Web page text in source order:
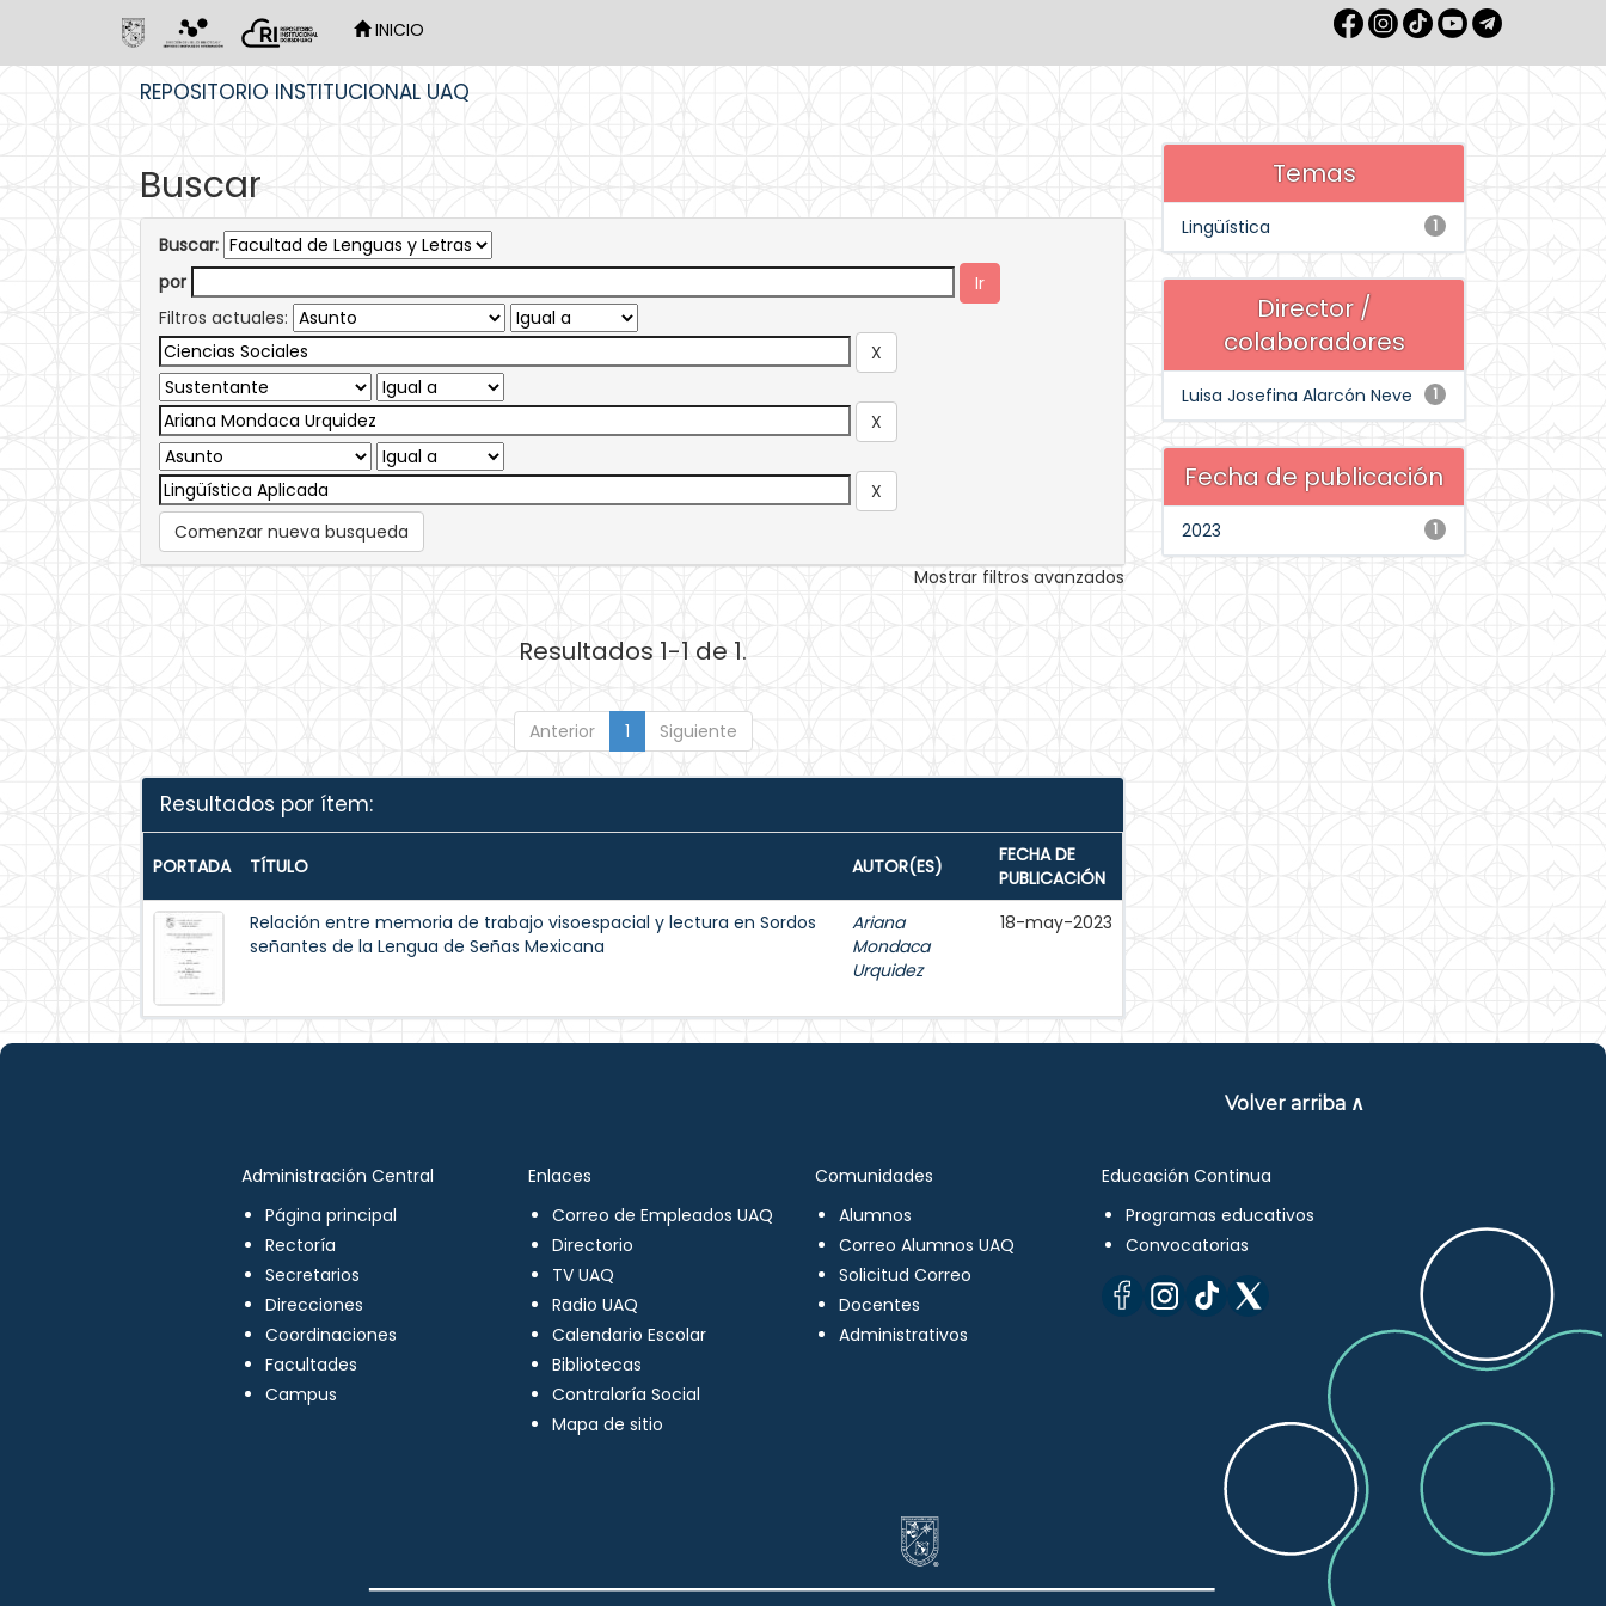
INICIO
REPOSITORIO INSTITUCIONAL UAQ
Buscar
Buscar:
por
Filtros actuales:
Comenzar nueva busqueda
Mostrar filtros avanzados
Resultados 1-1 de 1.
Anterior 1 Siguiente
Resultados por ítem:
PORTADA TÍTULO AUTOR(ES)
FECHA DE
PUBLICACIÓN
Relación entre memoria de trabajo visoespacial y lectura en Sordos
señantes de la Lengua de Señas Mexicana
Ariana
Mondaca
Urquidez
18-may-2023
Temas
1
Lingüística
Director /
colaboradores
1
Luisa Josefina Alarcón Neve
Fecha de publicación
1
2023
Volver arriba ∧
Administración Central
Página principal
Rectoría
Secretarios
Direcciones
Coordinaciones
Facultades
Campus
Enlaces
Correo de Empleados UAQ
Directorio
TV UAQ
Radio UAQ
Calendario Escolar
Bibliotecas
Contraloría Social
Mapa de sitio
Comunidades
Alumnos
Correo Alumnos UAQ
Solicitud Correo
Docentes
Administrativos
Educación Continua
Programas educativos
Convocatorias